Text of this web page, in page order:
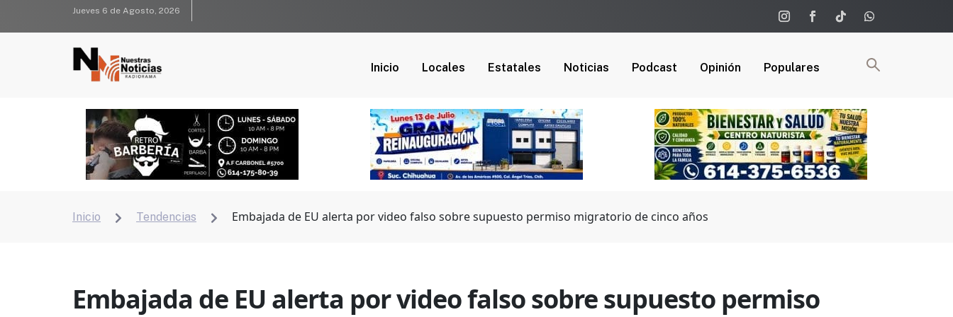
Jueves 6 de Agosto, 2026
Inicio Locales Estatales Noticias Podcast Opinión Populares
Inicio  Tendencias  Embajada de EU alerta por video falso sobre supuesto permiso migratorio de cinco años
Embajada de EU alerta por video falso sobre supuesto permiso